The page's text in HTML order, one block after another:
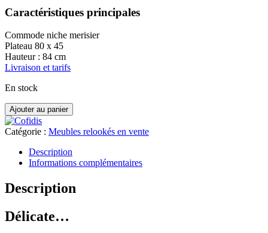
Caractéristiques principales
Commode niche merisier
Plateau 80 x 45
Hauteur : 84 cm
Livraison et tarifs
En stock
quantité
de
Commode
niche
merisier
Ajouter au panier
Catégorie : Meubles relookés en vente
Description
Informations complémentaires
Description
Délicate…